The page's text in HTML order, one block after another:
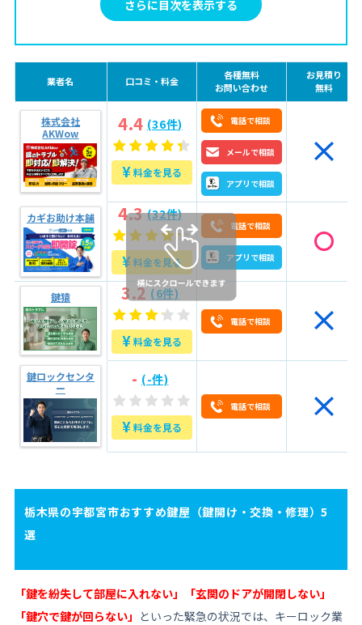
会社の透明性
2.5口コミ・評判
鍵開け・鍵交換・鍵修理の料金相場
【持ち家と賃貸で異なる】鍵業者への依頼注意点
5
鍵屋へ依頼～作業までの流れ
5.1STEP1 状況説明
STEP2 現場到着前の準備
5.3STEP3 作業中の立ち会い
5.4STEP4 作業完了後の動作確認と支払い
6
【悪質業者を回避】業者を決める前に聞きたい5つの
ポイント!
7
緊急でお困りの方は今すぐお電話で相談！
さらに目次を表示する
業者名 口コミ・料金
各種無料
お問い合わせ
お見積り
無料
株式会社
AKWow
4.4 (36件)
¥料金を見る
電話で相談
メールで相談
アプリで相談
カギお助け本舗 4.3 (32件)
¥ 料金を見る
電話で相談
アプリで相談
鍵猿 3.2 (6件)
¥料金を見る
電話で相談
鍵ロックセンタ
ー
- (-件)
¥料金を見る
電話で相談
栃木県の宇都宮市おすすめ鍵屋（鍵開け・交換・修理）5
選
「鍵を紛失して部屋に入れない」「玄関のドアが開閉しない」
「鍵穴で鍵が回らない」 といった緊急の状況では、キーロック業